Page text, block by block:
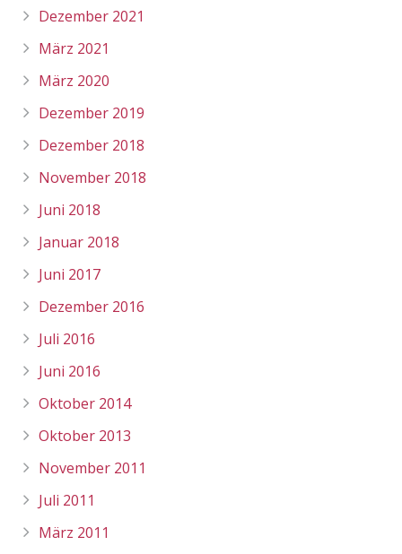
Dezember 2021
März 2021
März 2020
Dezember 2019
Dezember 2018
November 2018
Juni 2018
Januar 2018
Juni 2017
Dezember 2016
Juli 2016
Juni 2016
Oktober 2014
Oktober 2013
November 2011
Juli 2011
März 2011